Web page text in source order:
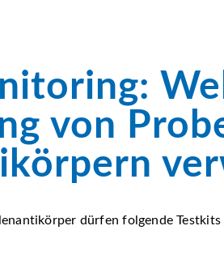
von
dürfen folgende Testkits